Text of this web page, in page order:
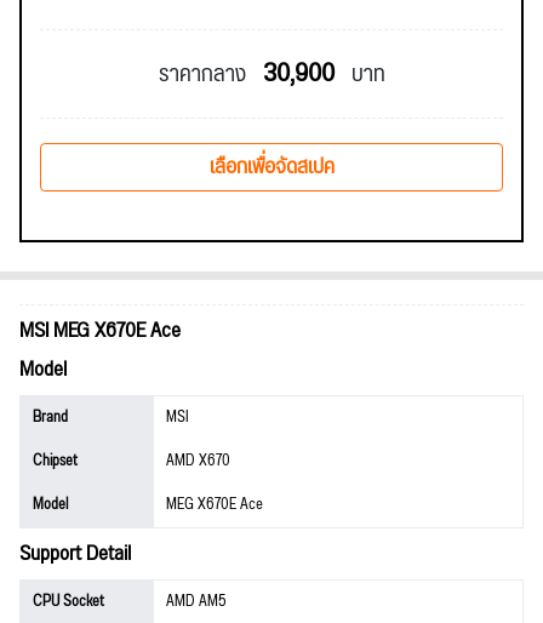
ราคากลาง 30,900 บาท
เลือกเพื่อจัดสเปค
MSI MEG X670E Ace
Model
Brand
MSI
Chipset
AMD X670
Model
MEG X670E Ace
Support Detail
CPU Socket
AMD AM5